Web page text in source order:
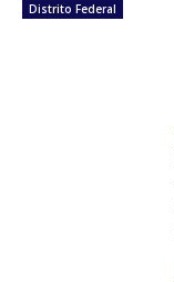
Distrito Federal